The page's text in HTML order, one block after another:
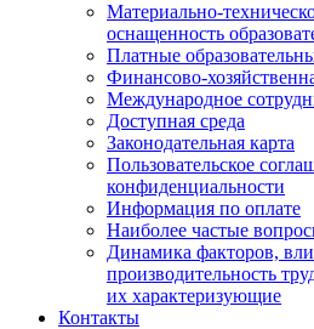
Материально-
оснащенность
Платные
Финансово-
Международное
Доступная среда
Законодательная карта
Пользовательское
конфиденциальности
Информация по оплате
Наиболее частые
Динамика факторов,
производительность
их характеризующие
Контакты